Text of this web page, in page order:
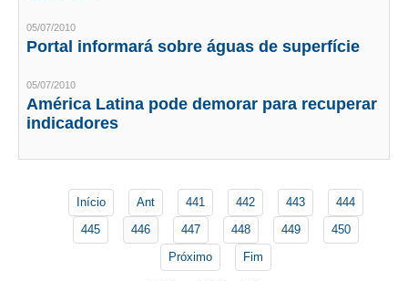
AGENDA
NOTÍCIAS NO WHATSAPP
PUBLICIDADE
MANUAL DE REDAÇÃO
05/07/2010
Portal informará sobre águas de superfície
05/07/2010
América Latina pode demorar para recuperar
indicadores
Início Ant 441 442 443
444
445
446 447 448 449
450
Próximo
Fim